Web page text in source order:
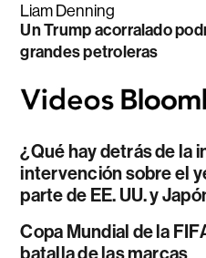
Liam Denning
Un Trump acorralado
grandes petroleras
¿Qué hay detrás de la
intervención sobre el
parte de EE. UU. y
Copa Mundial de la
batalla de las marcas